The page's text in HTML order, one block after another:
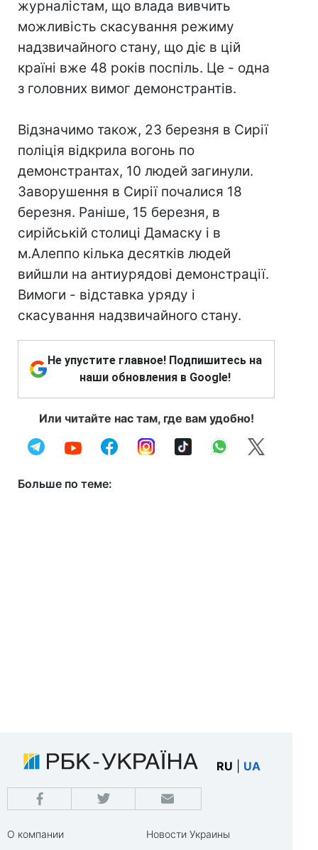
журналістам, що влада вивчить
можливість скасування режиму
надзвичайного стану, що діє в цій
країні вже 48 років поспіль. Це - одна
з головних вимог демонстрантів.
Відзначимо також, 23 березня в Сирії
поліція відкрила вогонь по
демонстрантах, 10 людей загинули.
Заворушення в Сирії почалися 18
березня. Раніше, 15 березня, в
сирійській столиці Дамаску і в
м.Алеппо кілька десятків людей
вийшли на антиурядові демонстрації.
Вимоги - відставка уряду і
скасування надзвичайного стану.
Не упустите главное! Подпишитесь на
наши обновления в Google!
Или читайте нас там, где вам удобно!
Больше по теме:
RU UA
О компании
Новости Украины